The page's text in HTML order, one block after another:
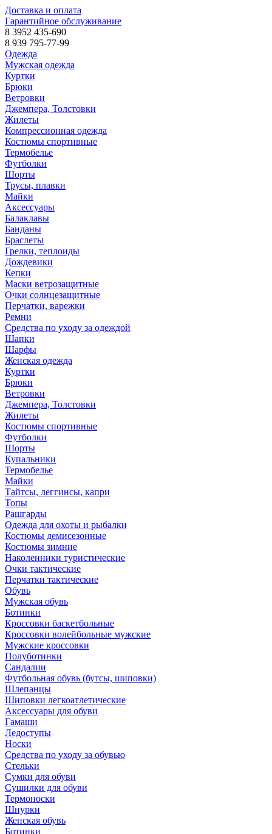
Доставка и оплата
Гарантийное обслуживание
8 3952 435-690
8 939 795-77-99
Одежда
Мужская одежда
Куртки
Брюки
Ветровки
Джемпера, Толстовки
Жилеты
Компрессионная одежда
Костюмы спортивные
Термобелье
Футболки
Шорты
Трусы, плавки
Майки
Аксессуары
Балаклавы
Банданы
Браслеты
Грелки, теплоиды
Дождевики
Кепки
Маски ветрозащитные
Очки солнцезащитные
Перчатки, варежки
Ремни
Средства по уходу за одеждой
Шапки
Шарфы
Женская одежда
Куртки
Брюки
Ветровки
Джемпера, Толстовки
Жилеты
Костюмы спортивные
Футболки
Шорты
Купальники
Термобелье
Майки
Тайтсы, леггинсы, капри
Топы
Рашгарды
Одежда для охоты и рыбалки
Костюмы демисезонные
Костюмы зимние
Наколенники туристические
Очки тактические
Перчатки тактические
Обувь
Мужская обувь
Ботинки
Кроссовки баскетбольные
Кроссовки волейбольные мужские
Мужские кроссовки
Полуботинки
Сандалии
Футбольная обувь (бутсы, шиповки)
Шлепанцы
Шиповки легкоатлетические
Аксессуары для обуви
Гамаши
Ледоступы
Носки
Средства по уходу за обувью
Стельки
Сумки для обуви
Сушилки для обуви
Термоноски
Шнурки
Женская обувь
Ботинки